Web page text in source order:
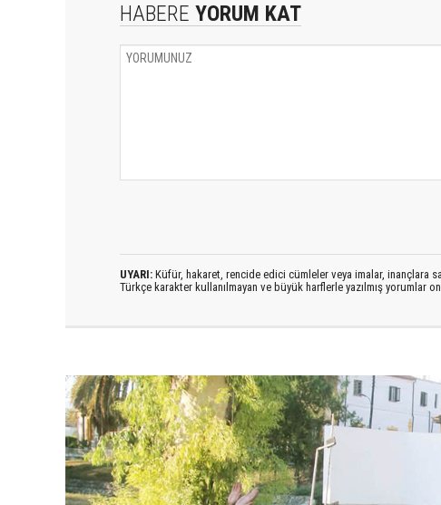
HABERE YORUM KAT
UYARI: Küfür, hakaret, rencide edici cümleler veya imalar, inançlara
Türkçe karakter kullanılmayan ve büyük harflerle yazılmış yorumlar